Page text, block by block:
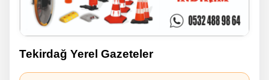
Tekirdağ Yerel Gazeteler